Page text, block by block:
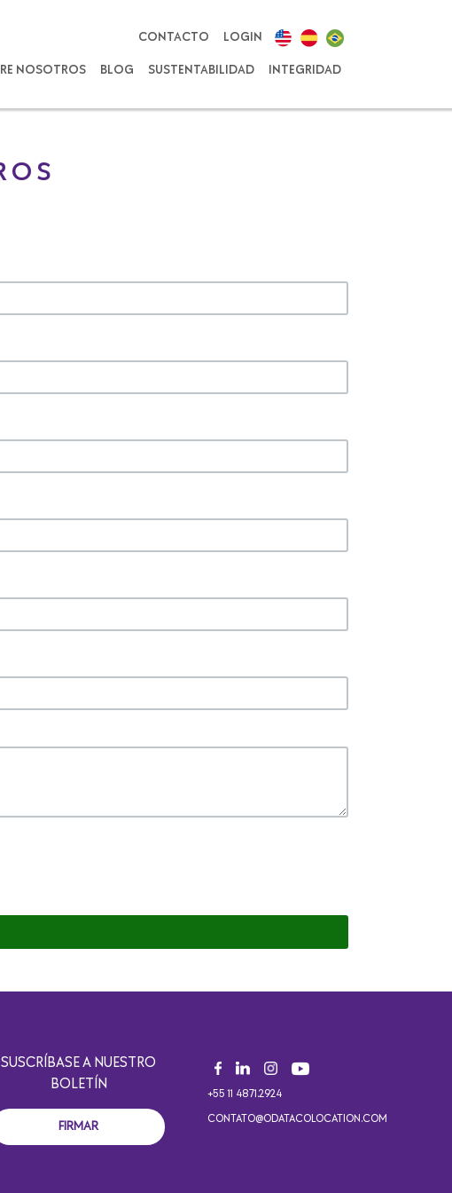
CONTACTO LOGIN
NOSOTROS BLOG SUSTENTABILIDAD INTEGRIDAD
SUSCRÍBASE A NUESTRO
BOLETÍN
FIRMAR
+55 11 4871.2924
CONTATO@ODATACOLOCATION.COM